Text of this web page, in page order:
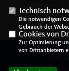
@2026 Alexander
Alle
Technisch
Die notwendigen
Gebrauch der
Cookies von
Zur Optimierung
von Drittanbietern